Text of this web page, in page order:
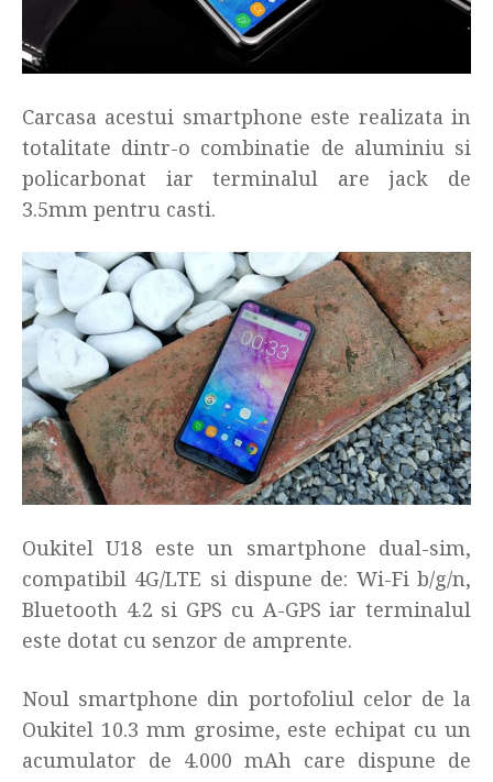
Carcasa acestui smartphone este realizata in
totalitate dintr-o combinatie de aluminiu si
policarbonat iar terminalul are jack de
3.5mm pentru casti.
Oukitel U18 este un smartphone dual-sim,
compatibil 4G/LTE si dispune de: Wi-Fi b/g/n,
Bluetooth 4.2 si GPS cu A-GPS iar terminalul
este dotat cu senzor de amprente.
Noul smartphone din portofoliul celor de la
Oukitel 10.3 mm grosime, este echipat cu un
acumulator de 4.000 mAh care dispune de